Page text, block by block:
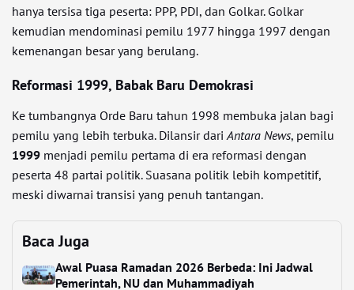
hanya tersisa tiga peserta: PPP, PDI, dan Golkar. Golkar
kemudian mendominasi pemilu 1977 hingga 1997 dengan
kemenangan besar yang berulang.
Reformasi 1999, Babak Baru Demokrasi
Ke tumbangnya Orde Baru tahun 1998 membuka jalan bagi
pemilu yang lebih terbuka. Dilansir dariAntara News, pemilu
1999 menjadi pemilu pertama di era reformasi dengan
peserta 48 partai politik. Suasana politik lebih kompetitif,
meski diwarnai transisi yang penuh tantangan.
Baca Juga
Awal Puasa Ramadan 2026 Berbeda: Ini Jadwal
Pemerintah, NU dan Muhammadiyah